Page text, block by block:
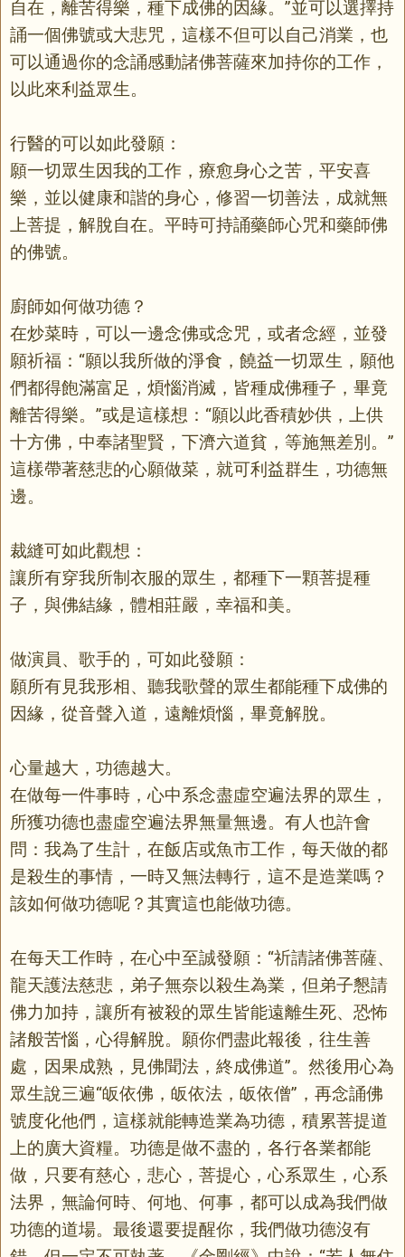
自在，離苦得樂，種下成佛的因緣。”並可以選擇持
誦一個佛號或大悲咒，這樣不但可以自己消業，也
可以通過你的念誦感動諸佛菩薩來加持你的工作，
以此來利益眾生。
行醫的可以如此發願：
願一切眾生因我的工作，療愈身心之苦，平安喜
樂，並以健康和諧的身心，修習一切善法，成就無
上菩提，解脫自在。平時可持誦藥師心咒和藥師佛
的佛號。
廚師如何做功德？
在炒菜時，可以一邊念佛或念咒，或者念經，並發
願祈福：“願以我所做的淨食，饒益一切眾生，願他
們都得飽滿富足，煩惱消滅，皆種成佛種子，畢竟
離苦得樂。”或是這樣想：“願以此香積妙供，上供
十方佛，中奉諸聖賢，下濟六道貧，等施無差別。”
這樣帶著慈悲的心願做菜，就可利益群生，功德無
邊。
裁縫可如此觀想：
讓所有穿我所制衣服的眾生，都種下一顆菩提種
子，與佛結緣，體相莊嚴，幸福和美。
做演員、歌手的，可如此發願：
願所有見我形相、聽我歌聲的眾生都能種下成佛的
因緣，從音聲入道，遠離煩惱，畢竟解脫。
心量越大，功德越大。
在做每一件事時，心中系念盡虛空遍法界的眾生，
所獲功德也盡虛空遍法界無量無邊。有人也許會
問：我為了生計，在飯店或魚市工作，每天做的都
是殺生的事情，一時又無法轉行，這不是造業嗎？
該如何做功德呢？其實這也能做功德。
在每天工作時，在心中至誠發願：“祈請諸佛菩薩、
龍天護法慈悲，弟子無奈以殺生為業，但弟子懇請
佛力加持，讓所有被殺的眾生皆能遠離生死、恐怖
諸般苦惱，心得解脫。願你們盡此報後，往生善
處，因果成熟，見佛聞法，終成佛道”。然後用心為
眾生說三遍“皈依佛，皈依法，皈依僧”，再念誦佛
號度化他們，這樣就能轉造業為功德，積累菩提道
上的廣大資糧。功德是做不盡的，各行各業都能
做，只要有慈心，悲心，菩提心，心系眾生，心系
法界，無論何時、何地、何事，都可以成為我們做
功德的道場。最後還要提醒你，我們做功德沒有